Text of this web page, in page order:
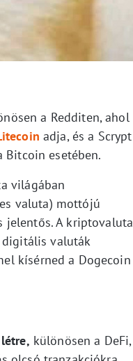
a Redditen, ahol
adja, és a Scrypt
Bitcoin esetében.
világában
valuta) mottójú
jelentős. A kriptovaluta
digitális valuták
kísérned a Dogecoin
különösen a DeFi,